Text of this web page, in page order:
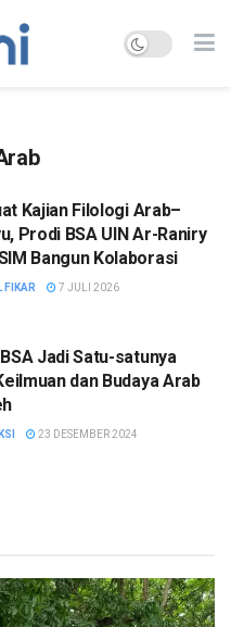
Kajian Filologi Arab–
Prodi BSA UIN Ar-Raniry
Bangun Kolaborasi
FIKAR 7 JULI 2026
Jadi Satu-satunya
dan Budaya Arab
23 DESEMBER 2024